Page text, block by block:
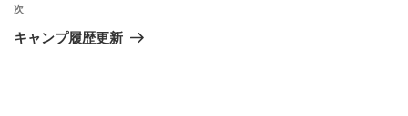
ビ
ゲ
稿
次
の
次
キャンプ履歴更新